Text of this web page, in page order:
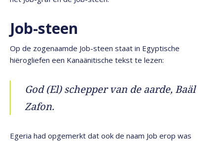
Job-steen
Op de zogenaamde Job-steen staat in Egyptische
hiërogliefen een Kanaänitische tekst te lezen:
God (El) schepper van de aarde, Baäl
Zafon.
Egeria had opgemerkt dat ook de naam Job erop was